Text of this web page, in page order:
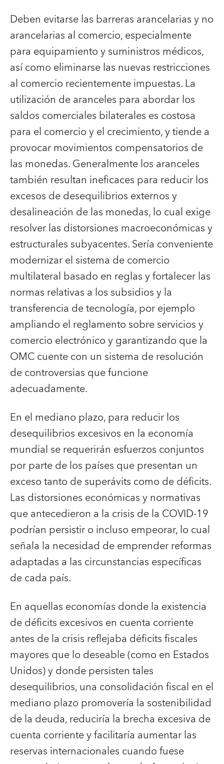
Deben evitarse las barreras arancelarias y no
arancelarias al comercio, especialmente
para equipamiento y suministros médicos,
así como eliminarse las nuevas restricciones
al comercio recientemente impuestas. La
utilización de aranceles para abordar los
saldos comerciales bilaterales es costosa
para el comercio y el crecimiento, y tiende a
provocar movimientos compensatorios de
las monedas. Generalmente los aranceles
también resultan ineficaces para reducir los
excesos de desequilibrios externos y
desalineación de las monedas, lo cual exige
resolver las distorsiones macroeconómicas y
estructurales subyacentes. Sería conveniente
modernizar el sistema de comercio
multilateral basado en reglas y fortalecer las
normas relativas a los subsidios y la
transferencia de tecnología, por ejemplo
ampliando el reglamento sobre servicios y
comercio electrónico y garantizando que la
OMC cuente con un sistema de resolución
de controversias que funcione
adecuadamente.
En el mediano plazo, para reducir los
desequilibrios excesivos en la economía
mundial se requerirán esfuerzos conjuntos
por parte de los países que presentan un
exceso tanto de superávits como de déficits.
Las distorsiones económicas y normativas
que antecedieron a la crisis de la COVID-19
podrían persistir o incluso empeorar, lo cual
señala la necesidad de emprender reformas
adaptadas a las circunstancias específicas
de cada país.
En aquellas economías donde la existencia
de déficits excesivos en cuenta corriente
antes de la crisis reflejaba déficits fiscales
mayores que lo deseable (como en Estados
Unidos) y donde persisten tales
desequilibrios, una consolidación fiscal en el
mediano plazo promovería la sostenibilidad
de la deuda, reduciría la brecha excesiva de
cuenta corriente y facilitaría aumentar las
reservas internacionales cuando fuese